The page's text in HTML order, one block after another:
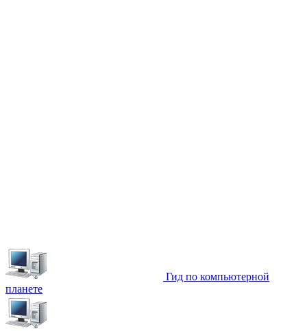
Гид по компьютерной
планете